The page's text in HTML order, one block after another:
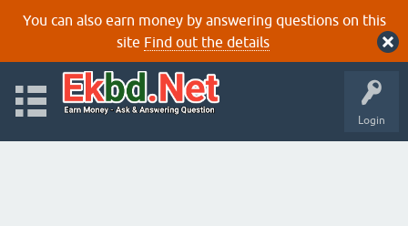
You can also earn money by answering questions on this
site Find out the details
Login